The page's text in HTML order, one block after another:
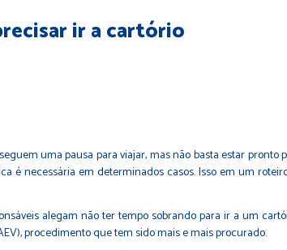
ir a cartório
uma pausa para viajar, mas não basta estar
é necessária em determinados casos. Isso em um
alegam não ter tempo sobrando para ir a um
procedimento que tem sido mais e mais procurado.